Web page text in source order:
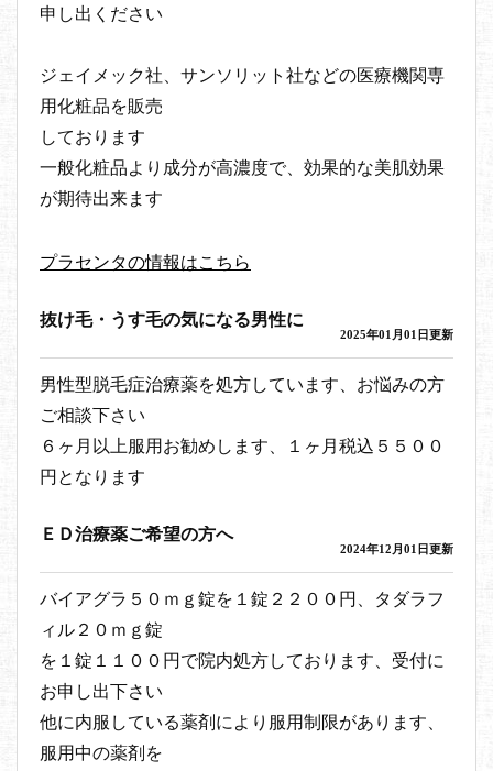
申し出ください
ジェイメック社、サンソリット社などの医療機関専
用化粧品を販売
しております
一般化粧品より成分が高濃度で、効果的な美肌効果
が期待出来ます
プラセンタの情報はこちら
抜け毛・うす毛の気になる男性に
2025年01月01日更新
男性型脱毛症治療薬を処方しています、お悩みの方
ご相談下さい
６ヶ月以上服用お勧めします、１ヶ月税込５５００
円となります
ＥＤ治療薬ご希望の方へ
2024年12月01日更新
バイアグラ５０ｍｇ錠を１錠２２００円、タダラフ
ィル２０ｍｇ錠
を１錠１１００円で院内処方しております、受付に
お申し出下さい
他に内服している薬剤により服用制限があります、
服用中の薬剤を